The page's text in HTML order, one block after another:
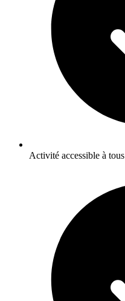
Activité accessible à tous